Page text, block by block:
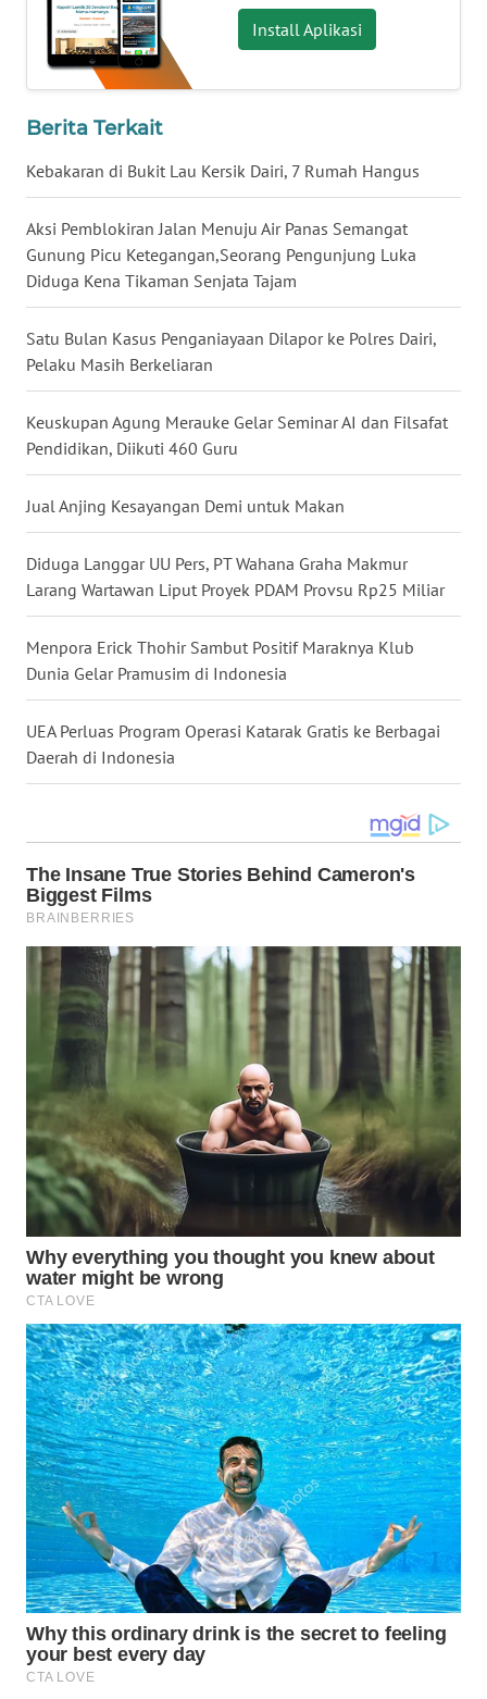
Install Aplikasi
Berita Terkait
Kebakaran di Bukit Lau Kersik Dairi, 7 Rumah Hangus
Aksi Pemblokiran Jalan Menuju Air Panas Semangat
Gunung Picu Ketegangan,Seorang Pengunjung Luka
Diduga Kena Tikaman Senjata Tajam
Satu Bulan Kasus Penganiayaan Dilapor ke Polres Dairi,
Pelaku Masih Berkeliaran
Keuskupan Agung Merauke Gelar Seminar AI dan Filsafat
Pendidikan, Diikuti 460 Guru
Jual Anjing Kesayangan Demi untuk Makan
Diduga Langgar UU Pers, PT Wahana Graha Makmur
Larang Wartawan Liput Proyek PDAM Provsu Rp25 Miliar
Menpora Erick Thohir Sambut Positif Maraknya Klub
Dunia Gelar Pramusim di Indonesia
UEA Perluas Program Operasi Katarak Gratis ke Berbagai
Daerah di Indonesia
WN
KALTARA
WN
KALTIM
WN
SULSEL
WN
GORONTALO
WN
SULUT
WN
MALUKU
WN
WN
NIAS
LANGKAT
WN
TAPANULI
SELATAN
WN
TANJUNG
LESUNG
KARO
WN
SIMALUNGUN
WN
LABUHANBATU
WN
TAPANULI
TENGAH
WN DELI
SERDANG
WN